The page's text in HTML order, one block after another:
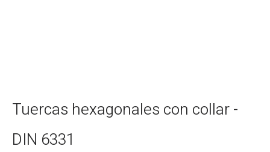
Tuercas hexagonales con collar -
DIN 6331